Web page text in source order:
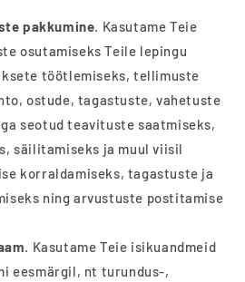
pakkumine. Kasutame Teie
osutamiseks Teile lepingu
töötlemiseks, tellimuste
ostude, tagastuste, vahetuste
seotud teavituste saatmiseks,
säilitamiseks ja muul viisil
korraldamiseks, tagastuste ja
ning arvustuste postitamise
. Kasutame Teie isikuandmeid
eesmärgil, nt turundus-,